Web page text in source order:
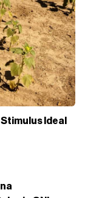
Ideal